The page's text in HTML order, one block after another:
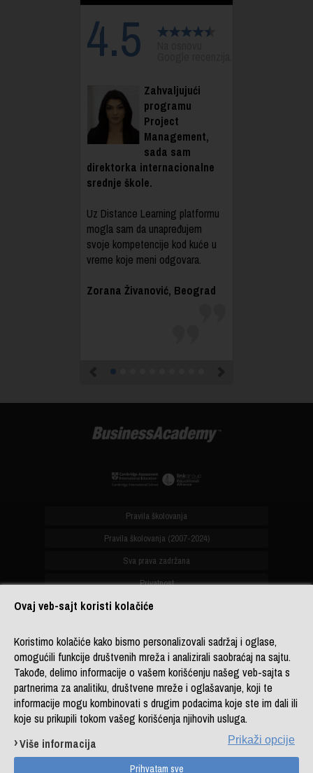
4.5
Zahvaljujući
programu
Project
Management,
sada sam
direktorka internacionalne
srednje škole.
Uz Distance Learning platformu
mogla sam da unapređujem
svoje kompetencije kod kuće u
vreme koje meni odgovara.
Zorana Živanović, Beograd
Pravila školovanja
Pravila školovanja (2007-2024)
Sva prava zadržana
Privatnost
+381 (0)11 4182 114
+381 (0)11 4182 176
+387 (0)33 902 961
DL platforma
Ovaj veb-sajt koristi kolačiće
Koristimo kolačiće kako bismo personalizovali sadržaj i oglase,
omogućili funkcije društvenih mreža i analizirali saobraćaj na sajtu.
Takođe, delimo informacije o vašem korišćenju našeg veb-sajta s
partnerima za analitiku, društvene mreže i oglašavanje, koji te
informacije mogu kombinovati s drugim podacima koje ste im dali ili
koje su prikupili tokom vašeg korišćenja njihovih usluga.
Prikaži opcije
Više informacija
Prihvatam sve